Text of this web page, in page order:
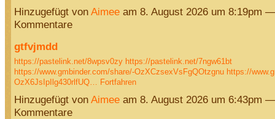
Hinzugefügt von Aimeeam 8. August 2026 um 8:19pm
Kommentare
gtfvjmdd
https://pastelink.net/8wpsv0zy https://pastelink.net/7ngw61bt
https://www.gmbinder.com/share/-OzXCzsexVsFgQOtzgnu https://
OzX6JsIpIlg430rlfUQ… Fortfahren
Hinzugefügt von Aimeeam 8. August 2026 um 6:43pm
Kommentare